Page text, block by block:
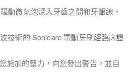
動微氣泡深入牙齒之間和牙齦線，
技術的 Sonicare 電動牙刷經臨床證
施加的壓力，向您發出警告，並自